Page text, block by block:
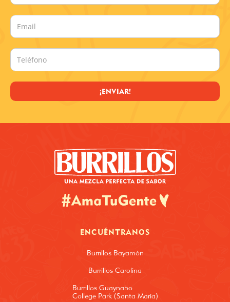
ENCUÉNTRANOS
Burrillos Bayamón
Burrillos Carolina
Burrillos Guaynabo
College Park (Santa María)